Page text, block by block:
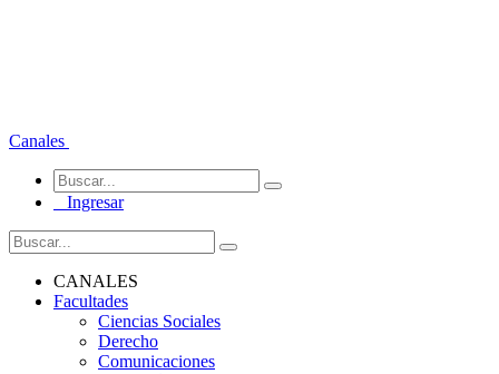
Canales
Ingresar
CANALES
Facultades
Ciencias Sociales
Derecho
Comunicaciones